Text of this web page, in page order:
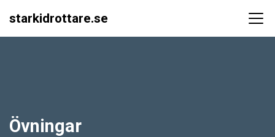
Main Navigation
starkidrottare.se
Övningar